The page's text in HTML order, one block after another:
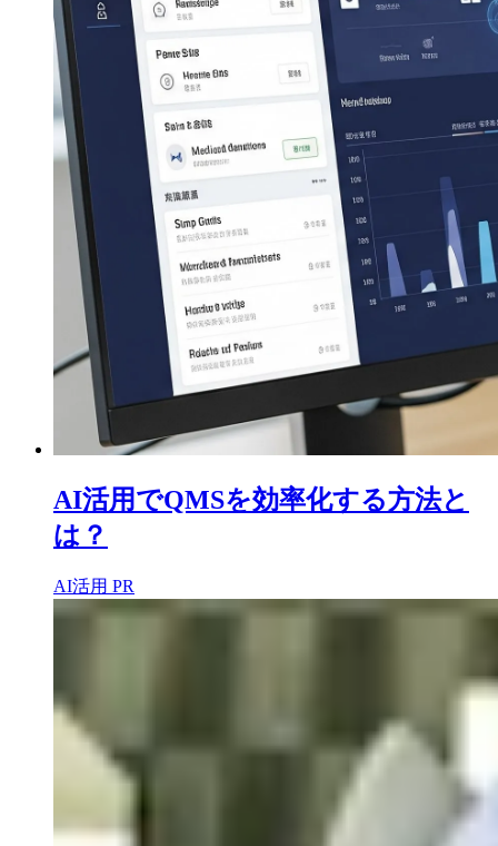
AI活用でQMSを効率化する方法と
は？
AI活用 PR